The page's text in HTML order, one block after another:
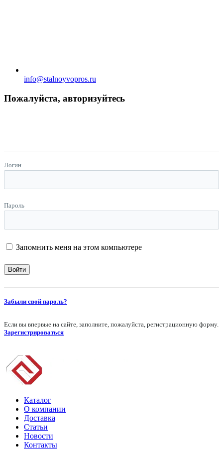
info@stalnoyvopros.ru
Пожалуйста, авторизуйтесь
Логин
Пароль
Запомнить меня на этом компьютере
Забыли свой пароль?
Если вы впервые на сайте, заполните, пожалуйста, регистрационную форму.
Зарегистрироваться
Каталог
О компании
Доставка
Статьи
Новости
Контакты